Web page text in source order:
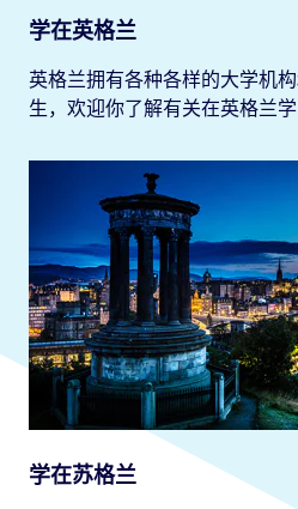
学在英格兰
英格兰拥有各种各样的大学机
生，欢迎你了解有关在英格兰学
学在苏格兰